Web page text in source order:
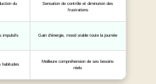
du
Sensation de contrôle et diminution des
frustrations
impulsifs Gain d’énergie, mood stable toute la journée
habitudes
Meilleure compréhension de ses besoins
réels